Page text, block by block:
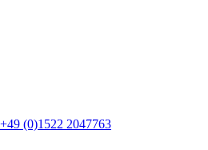
+49 (0)1522 2047763